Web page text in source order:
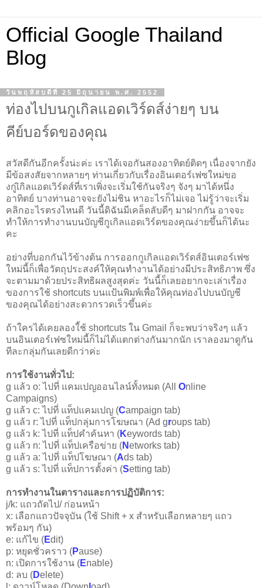
Official Google Thailand
Blog
วันพฤหัสบดีที่ 25 มิถุนายน พ.ศ. 2552
ท่องไปบนกูเกิลแอดเวิร์ดส์ง่ายๆ บน
คีย์บอร์ดของคุณ
สวัสดีกันอีกครั้งน่ะค่ะ เราได้เจอกันสองอาทิตย์ติดๆ เนื่องจากยัง
มีข้อสงสัยจากหลายๆ ท่านเกี่ยวกับเรื่องอินเตอร์เฟซใหม่ขอ
งกูเิกิลแอดเวิร์ดส์ที่เราเพิ่งจะเริ่มใช้กันจริงๆ จังๆ มาได้หนึ่ง
อาทิตย์ บางท่านอาจจะยังไม่ชิน หาอะไรก็ไม่เจอ ไม่รู้ว่าจะเริ่ม
คลิกอะไรตรงไหนดี วันนี้ดิฉันมีเคล็ดลับดีๆ มาฝากกัน อาจจะ
ทำให้การทำงานบนบัญชีกูเกิลแอดเวิร์ดของคุณง่ายขึ้นก็ได้นะ
คะ
อย่างที่บอกกันไว้ข้างต้น การออกกูเกิลแอดเวิร์ดส์อินเตอร์เฟซ
ใหม่นี้ก็เพื่อวัตถุประสงค์ให้คุณทำงานได้อย่างมีประสิทธิภาพ ซึ่ง
จะตามมาด้วยประสิทธิผลสูงสุดค่ะ วันนี้ก็เลยอยากจะเล่าเรื่อง
ของการใช้ shortcuts บนแป้นพิมพ์เพื่อให้คุณท่องไปบนบัญชี
ของคุณได้อย่างสะดวกรวดเร็วขึ้นค่ะ
ถ้าใครได้เคยลองใ้ช้ shortcuts ใน Gmail ก็จะพบว่าจริงๆ แล้ว
บนอินเตอร์เฟซใหม่นี้ก็ไม่ได้แตกต่างกันมากนัก เราลองมาดูกัน
ทีละกลุ่มกันเลยดีกว่าค่ะ
การใช้งานทั่วไป:
g แล้ว o: ไปที่ แคมเปญออนไลน์ทั้งหมด (All Online
Campaigns)
g แล้ว c: ไปที่ แท็ปแคมเปญ (Campaign tab)
g แล้ว r: ไปที่ แท็ปกลุ่มการโฆษณา (Ad groups tab)
g แล้ว k: ไปที่ แท็ปคำค้นหา (Keywords tab)
g แล้ว n: ไปที่ แท็ปเครือข่าย (Networks tab)
g แล้ว a: ไปที่ แท็ปโฆษณา (Ads tab)
g แล้ว s: ไปที่ แท็ปการตั้งค่า (Setting tab)
การทำงานในตารางและการปฏิบัติการ:
j/k: แถวถัดไป/ ก่อนหน้า
x: เลือกแถวปัจจุบัน (ใช้ Shift + x สำหรับเลือกหลายๆ แถว
พร้อมๆ กัน)
e: แก้ไข (Edit)
p: หยุดชั่วคราว (Pause)
n: เปิดการใช้งาน (Enable)
d: ลบ (Delete)